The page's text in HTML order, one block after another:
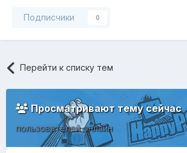
Подписчики 0
Перейти к списку тем
Просматривают тему
пользователей онлайн